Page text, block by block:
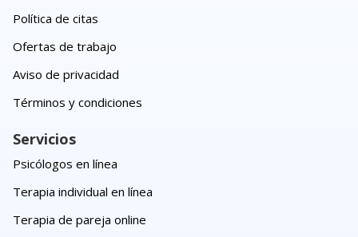
Política de citas
Ofertas de trabajo
Aviso de privacidad
Términos y condiciones
Servicios
Psicólogos en línea
Terapia individual en línea
Terapia de pareja online